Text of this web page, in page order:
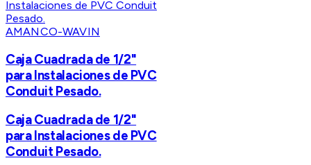
AMANCO-WAVIN
Caja Cuadrada de 1/2"
para Instalaciones de PVC
Conduit Pesado.
Caja Cuadrada de 1/2"
para Instalaciones de PVC
Conduit Pesado.